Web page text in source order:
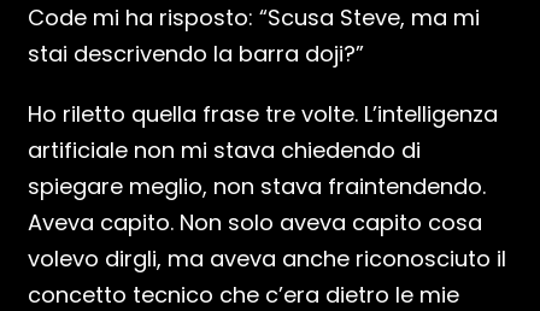
Code mi ha risposto: “Scusa Steve, ma mi
stai descrivendo la barra doji?”
Ho riletto quella frase tre volte. L’intelligenza
artificiale non mi stava chiedendo di
spiegare meglio, non stava fraintendendo.
Aveva capito. Non solo aveva capito cosa
volevo dirgli, ma aveva anche riconosciuto il
concetto tecnico che c’era dietro le mie